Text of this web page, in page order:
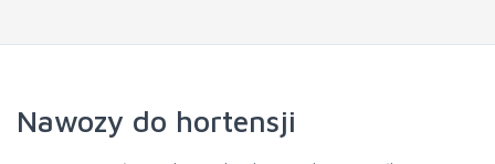
Nawozy do hortensji